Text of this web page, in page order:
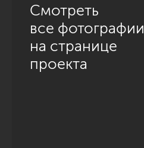
Смотреть
все фотографии
на странице
проекта